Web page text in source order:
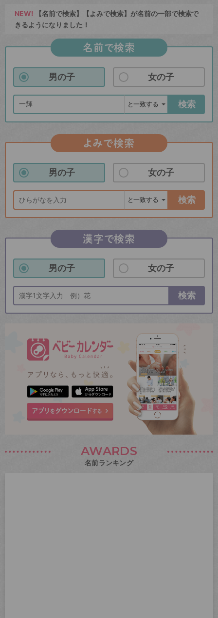
NEW! 【名前で検索】【よみで検索】が名前の一部で検索で
きるようになりました！
名前で検索
男の子 女の子
検索
よみで検索
男の子 女の子
検索
漢字で検索
男の子 女の子
検索
AWARDS
名前ランキング